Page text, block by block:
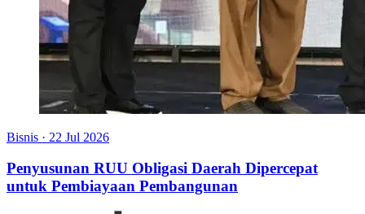
Bisnis · 22 Jul 2026
Penyusunan RUU Obligasi Daerah Dipercepat
untuk Pembiayaan Pembangunan